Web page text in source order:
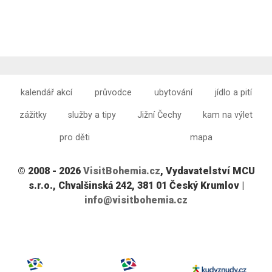
kalendář akcí průvodce ubytování jídlo a pití
zážitky služby a tipy Jižní Čechy kam na výlet
pro děti mapa
© 2008 - 2026 VisitBohemia.cz, Vydavatelství MCU
s.r.o., Chvalšinská 242, 381 01 Český Krumlov |
info@visitbohemia.cz